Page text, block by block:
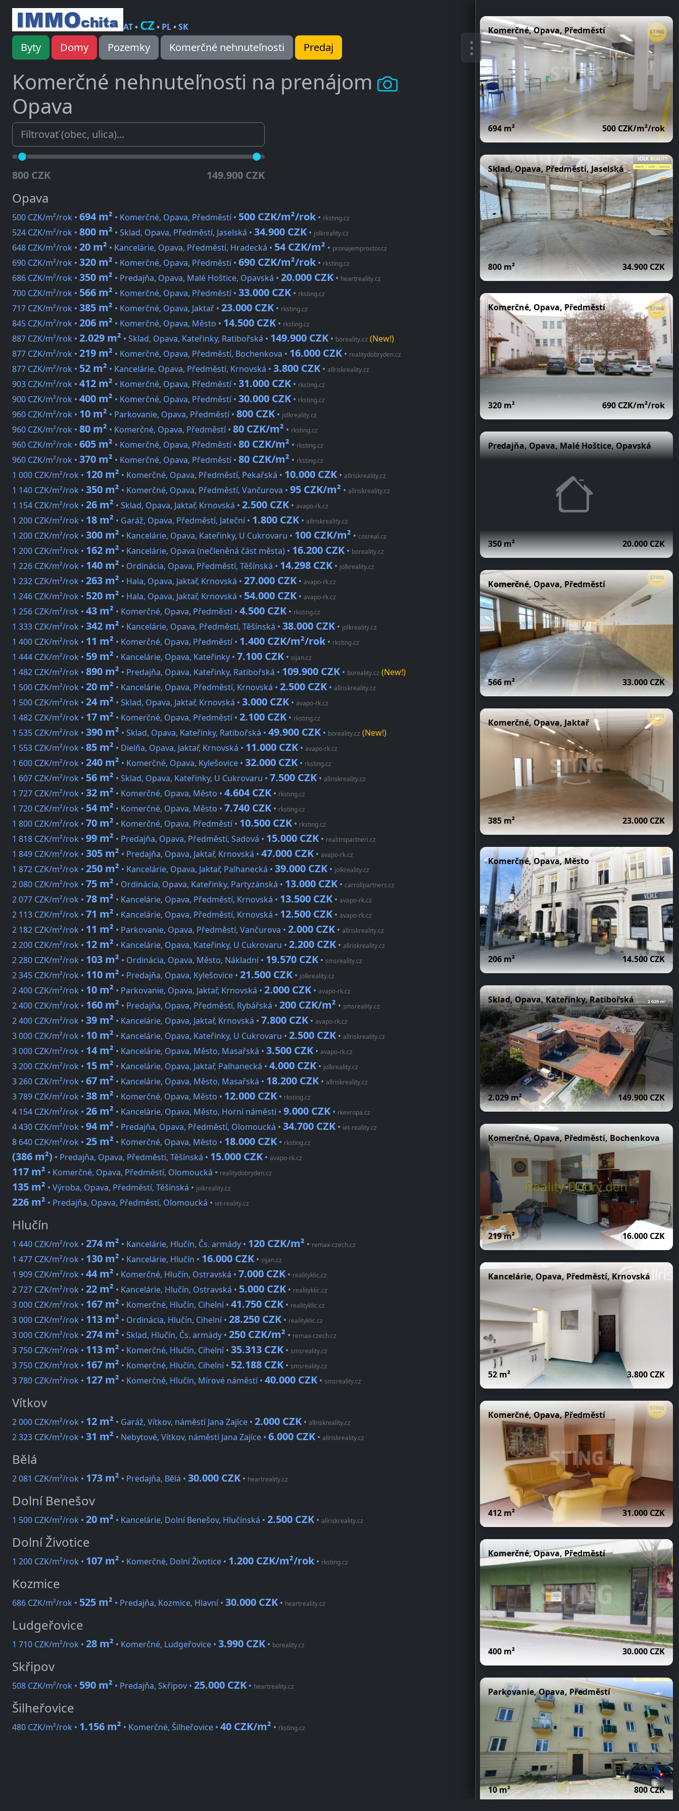
AT• CZ• PL•SK
Byty Domy Pozemky Komerčné nehnuteľnosti Predaj
Komerčné nehnuteľnosti na prenájom
Opava
800 CZK 149.900 CZK
Opava
500 CZK/m²/rok • 694 m² • Komerčné, Opava, Předměstí • 500 CZK/m²/rok • rksting.cz
524 CZK/m²/rok • 800 m² • Sklad, Opava, Předměstí, Jaselská • 34.900 CZK • jolkreality.cz
648 CZK/m²/rok • 20 m² • Kancelárie, Opava, Předměstí, Hradecká • 54 CZK/m² • pronajemprostor.cz
690 CZK/m²/rok • 320 m² • Komerčné, Opava, Předměstí • 690 CZK/m²/rok • rksting.cz
686 CZK/m²/rok • 350 m² • Predajňa, Opava, Malé Hoštice, Opavská • 20.000 CZK • heartreality.cz
700 CZK/m²/rok • 566 m² • Komerčné, Opava, Předměstí • 33.000 CZK • rksting.cz
717 CZK/m²/rok • 385 m² • Komerčné, Opava, Jaktař • 23.000 CZK • rksting.cz
845 CZK/m²/rok • 206 m² • Komerčné, Opava, Město • 14.500 CZK • rksting.cz
887 CZK/m²/rok • 2.029 m² • Sklad, Opava, Kateřinky, Ratibořská • 149.900 CZK • boreality.cz (New!)
877 CZK/m²/rok • 219 m² • Komerčné, Opava, Předměstí, Bochenkova • 16.000 CZK • realitydobryden.cz
877 CZK/m²/rok • 52 m² • Kancelárie, Opava, Předměstí, Krnovská • 3.800 CZK • allriskreality.cz
903 CZK/m²/rok • 412 m² • Komerčné, Opava, Předměstí • 31.000 CZK • rksting.cz
900 CZK/m²/rok • 400 m² • Komerčné, Opava, Předměstí • 30.000 CZK • rksting.cz
960 CZK/m²/rok • 10 m² • Parkovanie, Opava, Předměstí • 800 CZK • jolkreality.cz
960 CZK/m²/rok • 80 m² • Komerčné, Opava, Předměstí • 80 CZK/m² • rksting.cz
960 CZK/m²/rok • 605 m² • Komerčné, Opava, Předměstí • 80 CZK/m² • rksting.cz
960 CZK/m²/rok • 370 m² • Komerčné, Opava, Předměstí • 80 CZK/m² • rksting.cz
1 000 CZK/m²/rok • 120 m² • Komerčné, Opava, Předměstí, Pekařská • 10.000 CZK • allriskreality.cz
1 140 CZK/m²/rok • 350 m² • Komerčné, Opava, Předměstí, Vančurova • 95 CZK/m² • allriskreality.cz
1 154 CZK/m²/rok • 26 m² • Sklad, Opava, Jaktař, Krnovská • 2.500 CZK • avapo-rk.cz
1 200 CZK/m²/rok • 18 m² • Garáž, Opava, Předměstí, Jateční • 1.800 CZK • allriskreality.cz
1 200 CZK/m²/rok • 300 m² • Kancelárie, Opava, Kateřinky, U Cukrovaru • 100 CZK/m² • cosreal.cz
1 200 CZK/m²/rok • 162 m² • Kancelárie, Opava (nečleněná část města) • 16.200 CZK • boreality.cz
1 226 CZK/m²/rok • 140 m² • Ordinácia, Opava, Předměstí, Těšínská • 14.298 CZK • jolkreality.cz
1 232 CZK/m²/rok • 263 m² • Hala, Opava, Jaktař, Krnovská • 27.000 CZK • avapo-rk.cz
1 246 CZK/m²/rok • 520 m² • Hala, Opava, Jaktař, Krnovská • 54.000 CZK • avapo-rk.cz
1 256 CZK/m²/rok • 43 m² • Komerčné, Opava, Předměstí • 4.500 CZK • rksting.cz
1 333 CZK/m²/rok • 342 m² • Kancelárie, Opava, Předměstí, Těšínská • 38.000 CZK • jolkreality.cz
1 400 CZK/m²/rok • 11 m² • Komerčné, Opava, Předměstí • 1.400 CZK/m²/rok • rksting.cz
1 444 CZK/m²/rok • 59 m² • Kancelárie, Opava, Kateřinky • 7.100 CZK • sijan.cz
1 482 CZK/m²/rok • 890 m² • Predajňa, Opava, Kateřinky, Ratibořská • 109.900 CZK • boreality.cz (New!)
1 500 CZK/m²/rok • 20 m² • Kancelárie, Opava, Předměstí, Krnovská • 2.500 CZK • allriskreality.cz
1 500 CZK/m²/rok • 24 m² • Sklad, Opava, Jaktař, Krnovská • 3.000 CZK • avapo-rk.cz
1 482 CZK/m²/rok • 17 m² • Komerčné, Opava, Předměstí • 2.100 CZK • rksting.cz
1 535 CZK/m²/rok • 390 m² • Sklad, Opava, Kateřinky, Ratibořská • 49.900 CZK • boreality.cz (New!)
1 553 CZK/m²/rok • 85 m² • Dielňa, Opava, Jaktař, Krnovská • 11.000 CZK • avapo-rk.cz
1 600 CZK/m²/rok • 240 m² • Komerčné, Opava, Kylešovice • 32.000 CZK • rksting.cz
1 607 CZK/m²/rok • 56 m² • Sklad, Opava, Kateřinky, U Cukrovaru • 7.500 CZK • allriskreality.cz
1 727 CZK/m²/rok • 32 m² • Komerčné, Opava, Město • 4.604 CZK • rksting.cz
1 720 CZK/m²/rok • 54 m² • Komerčné, Opava, Město • 7.740 CZK • rksting.cz
1 800 CZK/m²/rok • 70 m² • Komerčné, Opava, Předměstí • 10.500 CZK • rksting.cz
1 818 CZK/m²/rok • 99 m² • Predajňa, Opava, Předměstí, Sadová • 15.000 CZK • realitnipartneri.cz
1 849 CZK/m²/rok • 305 m² • Predajňa, Opava, Jaktař, Krnovská • 47.000 CZK • avapo-rk.cz
1 872 CZK/m²/rok • 250 m² • Kancelárie, Opava, Jaktař, Palhanecká • 39.000 CZK • jolkreality.cz
2 080 CZK/m²/rok • 75 m² • Ordinácia, Opava, Kateřinky, Partyzánská • 13.000 CZK • carrollpartners.cz
2 077 CZK/m²/rok • 78 m² • Kancelárie, Opava, Předměstí, Krnovská • 13.500 CZK • avapo-rk.cz
2 113 CZK/m²/rok • 71 m² • Kancelárie, Opava, Předměstí, Krnovská • 12.500 CZK • avapo-rk.cz
2 182 CZK/m²/rok • 11 m² • Parkovanie, Opava, Předměstí, Vančurova • 2.000 CZK • allriskreality.cz
2 200 CZK/m²/rok • 12 m² • Kancelárie, Opava, Kateřinky, U Cukrovaru • 2.200 CZK • allriskreality.cz
2 280 CZK/m²/rok • 103 m² • Ordinácia, Opava, Město, Nákladní • 19.570 CZK • smsreality.cz
2 345 CZK/m²/rok • 110 m² • Predajňa, Opava, Kylešovice • 21.500 CZK • jolkreality.cz
2 400 CZK/m²/rok • 10 m² • Parkovanie, Opava, Jaktař, Krnovská • 2.000 CZK • avapo-rk.cz
2 400 CZK/m²/rok • 160 m² • Predajňa, Opava, Předměstí, Rybářská • 200 CZK/m² • smsreality.cz
2 400 CZK/m²/rok • 39 m² • Kancelárie, Opava, Jaktař, Krnovská • 7.800 CZK • avapo-rk.cz
3 000 CZK/m²/rok • 10 m² • Kancelárie, Opava, Kateřinky, U Cukrovaru • 2.500 CZK • allriskreality.cz
3 000 CZK/m²/rok • 14 m² • Kancelárie, Opava, Město, Masařská • 3.500 CZK • avapo-rk.cz
3 200 CZK/m²/rok • 15 m² • Kancelárie, Opava, Jaktař, Palhanecká • 4.000 CZK • jolkreality.cz
3 260 CZK/m²/rok • 67 m² • Kancelárie, Opava, Město, Masařská • 18.200 CZK • allriskreality.cz
3 789 CZK/m²/rok • 38 m² • Komerčné, Opava, Město • 12.000 CZK • rksting.cz
4 154 CZK/m²/rok • 26 m² • Kancelárie, Opava, Město, Horní náměstí • 9.000 CZK • rkevropa.cz
4 430 CZK/m²/rok • 94 m² • Predajňa, Opava, Předměstí, Olomoucká • 34.700 CZK • iet-reality.cz
8 640 CZK/m²/rok • 25 m² • Komerčné, Opava, Město • 18.000 CZK • rksting.cz
(386 m²) • Predajňa, Opava, Předměstí, Těšínská • 15.000 CZK • avapo-rk.cz
117 m² • Komerčné, Opava, Předměstí, Olomoucká • realitydobryden.cz
135 m² • Výroba, Opava, Předměstí, Těšínská • jolkreality.cz
226 m² • Predajňa, Opava, Předměstí, Olomoucká • iet-reality.cz
Hlučín
1 440 CZK/m²/rok • 274 m² • Kancelárie, Hlučín, Čs. armády • 120 CZK/m² • remax-czech.cz
1 477 CZK/m²/rok • 130 m² • Kancelárie, Hlučín • 16.000 CZK • sijan.cz
1 909 CZK/m²/rok • 44 m² • Komerčné, Hlučín, Ostravská • 7.000 CZK • realityklic.cz
2 727 CZK/m²/rok • 22 m² • Kancelárie, Hlučín, Ostravská • 5.000 CZK • realityklic.cz
3 000 CZK/m²/rok • 167 m² • Komerčné, Hlučín, Cihelní • 41.750 CZK • realityklic.cz
3 000 CZK/m²/rok • 113 m² • Ordinácia, Hlučín, Cihelní • 28.250 CZK • realityklic.cz
3 000 CZK/m²/rok • 274 m² • Sklad, Hlučín, Čs. armády • 250 CZK/m² • remax-czech.cz
3 750 CZK/m²/rok • 113 m² • Komerčné, Hlučín, Cihelní • 35.313 CZK • smsreality.cz
3 750 CZK/m²/rok • 167 m² • Komerčné, Hlučín, Cihelní • 52.188 CZK • smsreality.cz
3 780 CZK/m²/rok • 127 m² • Komerčné, Hlučín, Mírové náměstí • 40.000 CZK • smsreality.cz
Vítkov
2 000 CZK/m²/rok • 12 m² • Garáž, Vítkov, náměstí Jana Zajíce • 2.000 CZK • allriskreality.cz
2 323 CZK/m²/rok • 31 m² • Nebytové, Vítkov, náměstí Jana Zajíce • 6.000 CZK • allriskreality.cz
Bělá
2 081 CZK/m²/rok • 173 m² • Predajňa, Bělá • 30.000 CZK • heartreality.cz
Dolní Benešov
1 500 CZK/m²/rok • 20 m² • Kancelárie, Dolní Benešov, Hlučínská • 2.500 CZK • allriskreality.cz
Dolní Životice
1 200 CZK/m²/rok • 107 m² • Komerčné, Dolní Životice • 1.200 CZK/m²/rok • rksting.cz
Kozmice
686 CZK/m²/rok • 525 m² • Predajňa, Kozmice, Hlavní • 30.000 CZK • heartreality.cz
Ludgeřovice
1 710 CZK/m²/rok • 28 m² • Komerčné, Ludgeřovice • 3.990 CZK • boreality.cz
Skřipov
508 CZK/m²/rok • 590 m² • Predajňa, Skřipov • 25.000 CZK • heartreality.cz
Šilheřovice
480 CZK/m²/rok • 1.156 m² • Komerčné, Šilheřovice • 40 CZK/m² • rksting.cz